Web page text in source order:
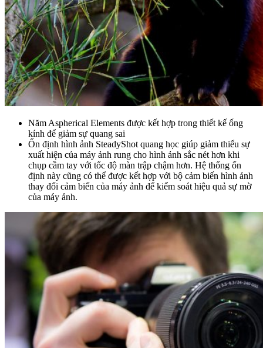
Năm Aspherical Elements được kết hợp trong thiết kế ống
kính để giảm sự quang sai
Ổn định hình ảnh SteadyShot quang học giúp giảm thiểu sự
xuất hiện của máy ảnh rung cho hình ảnh sắc nét hơn khi
chụp cầm tay với tốc độ màn trập chậm hơn. Hệ thống ổn
định này cũng có thể được kết hợp với bộ cảm biến hình ảnh
thay đổi cảm biến của máy ảnh để kiểm soát hiệu quả sự mờ
của máy ảnh.